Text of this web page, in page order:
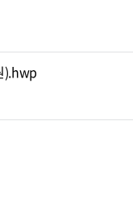
).hwp